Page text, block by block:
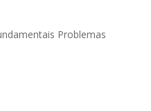
Problemas